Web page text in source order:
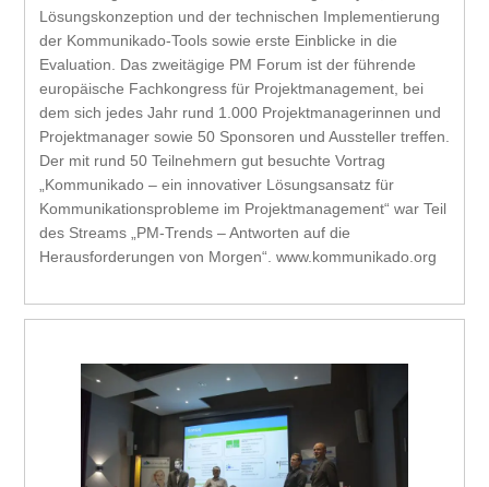
Lösungskonzeption und der technischen Implementierung
der Kommunikado-Tools sowie erste Einblicke in die
Evaluation. Das zweitägige PM Forum ist der führende
europäische Fachkongress für Projektmanagement, bei
dem sich jedes Jahr rund 1.000 Projektmanagerinnen und
Projektmanager sowie 50 Sponsoren und Aussteller treffen.
Der mit rund 50 Teilnehmern gut besuchte Vortrag
„Kommunikado – ein innovativer Lösungsansatz für
Kommunikationsprobleme im Projektmanagement“ war Teil
des Streams „PM-Trends – Antworten auf die
Herausforderungen von Morgen“. www.kommunikado.org